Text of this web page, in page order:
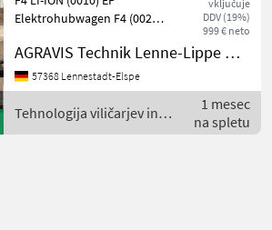
vključuje
DDV (19%)
999 € neto
Elektrohubwagen F4 (0020)
(0030) - Elektrische Antrieb
(0040) - Bereifung
Polyurethane (0050) -
Ladegerät (0060) - Batte
AGRAVIS Technik Lenne-Lippe GmbH
57368 Lennestadt-Elspe
Tehnologija viličarjev in
skladišča / EP Equipment
1 mesec
na spletu